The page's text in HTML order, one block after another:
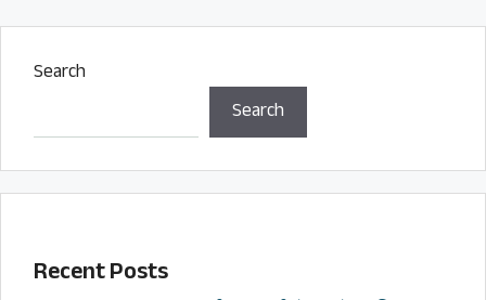
Search
Search
Recent Posts